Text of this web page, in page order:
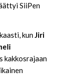
SiiPen
kunJiri
kakkosrajaan